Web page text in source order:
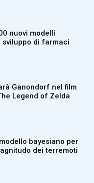
nuovi modelli
di farmaci
Ganondorf nel film
Legend of Zelda
bayesiano per
dei terremoti